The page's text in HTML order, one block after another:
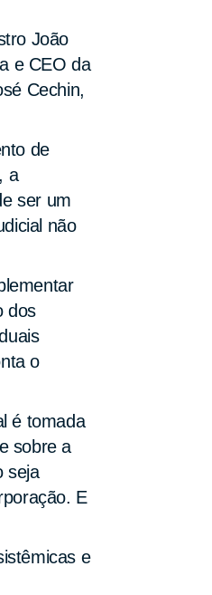
João
e CEO da
Cechin,
de
a
ser um
não
dos
o
é tomada
sobre a
seja
E
e